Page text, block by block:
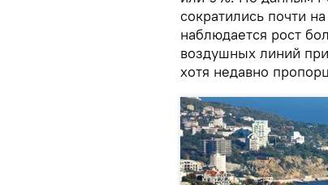
сократились почти
наблюдается рост
воздушных линий
хотя недавно